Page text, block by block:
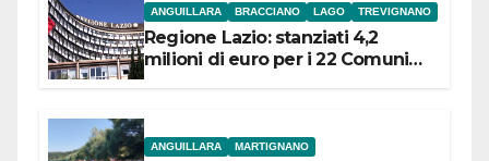
ANGUILLARA BRACCIANO LAGO TREVIGNANO
Regione Lazio: stanziati 4,2
milioni di euro per i 22 Comuni
ANGUILLARA MARTIGNANO